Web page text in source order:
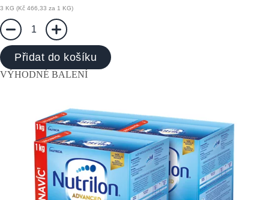
3 KG (Kč 466,33 za 1 KG)
1
Přidat do košíku
VÝHODNÉ BALENÍ